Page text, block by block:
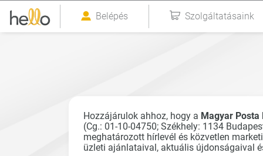
Belépés Szolgáltatásaink
Hozzájárulok ahhoz, hogy a Magyar
(Cg.: 01-10-04750; Székhely: 1134
meghatározott hírlevél és közvetlen
üzleti ajánlataival, aktuális újdonságaival